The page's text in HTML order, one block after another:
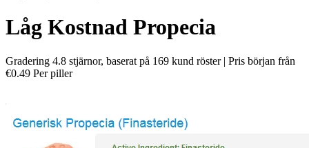
Låg Kostnad Propecia
Gradering 4.8 stjärnor, baserat på 169 kund röster| Pris början från
€0.49 Per piller